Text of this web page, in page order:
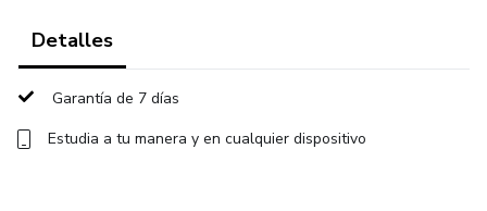
Detalles
Garantía de 7 días
Estudia a tu manera y en cualquier dispositivo